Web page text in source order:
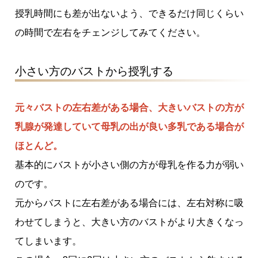
授乳時間にも差が出ないよう、できるだけ同じくらい
の時間で左右をチェンジしてみてください。
小さい方のバストから授乳する
元々バストの左右差がある場合、大きいバストの方が
乳腺が発達していて母乳の出が良い多乳である場合が
ほとんど。
基本的にバストが小さい側の方が母乳を作る力が弱い
のです。
元からバストに左右差がある場合には、左右対称に吸
わせてしまうと、大きい方のバストがより大きくなっ
てしまいます。